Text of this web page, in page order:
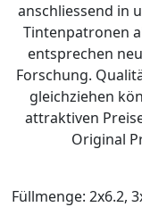
anschliessend in
Tintenpatronen
entsprechen
Forschung.
gleichziehen
attraktiven
Original
Füllmenge: 2x6.2,